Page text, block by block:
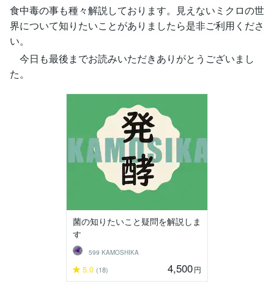
食中毒の事も種々解説しております。見えないミクロの世
界について知りたいことがありましたら是非ご利用くださ
い。
今日も最後までお読みいただきありがとうございまし
た。
菌の知りたいこと疑問を解説しま
す
599 KAMOSHIKA
5.0 (18) 4,500円